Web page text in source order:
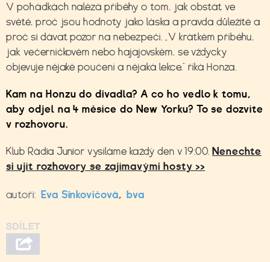
V pohádkách nalézá příběhy o tom, jak obstát ve
světě, proč jsou hodnoty jako láska a pravda důležité a
proč si dávat pozor na nebezpečí. „V krátkém příběhu,
jak večerníčkovém nebo hajajovském, se vždycky
objevuje nějaké poučení a nějaká lekce,“ říká Honza.
Kam na Honzu do divadla? A co ho vedlo k tomu,
aby odjel na 4 měsíce do New Yorku? To se dozvíte
v rozhovoru.
Klub Rádia Junior vysíláme každý den v 19:00.Nenechte
si ujít rozhovory se zajímavými hosty >>
autoři: Eva Sinkovičová, bva